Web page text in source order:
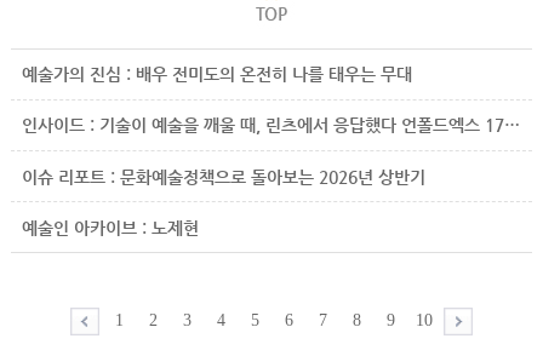
예술가의 진심 : 배우 전미도의 온전히 나를 태우는 무대
인사이드 : 기술이 예술을 깨울 때, 린츠에서 응답했다 언폴드엑스 17년, 발굴에서 진출까지
이슈 리포트 : 문화예술정책으로 돌아보는 2026년 상반기
예술인 아카이브 : 노제현
1 2 3 4 5 6 7 8 9 10